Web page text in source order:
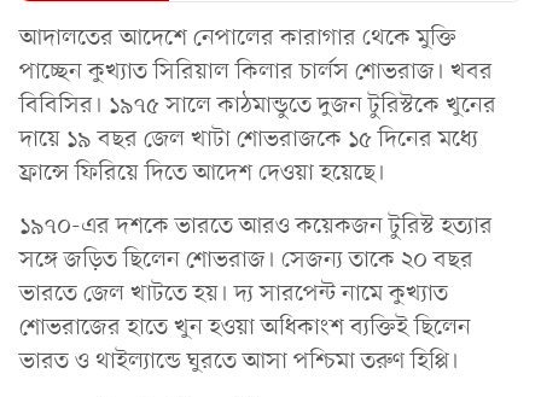
আদালতের আদেশে নেপালের কারাগার থেকে মুক্তি
পাচ্ছেন কুখ্যাত সিরিয়াল কিলার চার্লস শোভরাজ। খবর
বিবিসির। ১৯৭৫ সালে কাঠমান্ডুতে দুজন টুরিস্টকে খুনের
দায়ে ১৯ বছর জেল খাটা শোভরাজকে ১৫ দিনের মধ্যে
ফ্রান্সে ফিরিয়ে দিতে আদেশ দেওয়া হয়েছে।
১৯৭০-এর দশকে ভারতে আরও কয়েকজন টুরিস্ট হত্যার
সঙ্গে জড়িত ছিলেন শোভরাজ। সেজন্য তাকে ২০ বছর
ভারতে জেল খাটতে হয়। দ্য সারপেন্ট নামে কুখ্যাত
শোভরাজের হাতে খুন হওয়া অধিকাংশ ব্যক্তিই ছিলেন
ভারত ও থাইল্যান্ডে ঘুরতে আসা পশ্চিমা তরুণ হিপ্পি।